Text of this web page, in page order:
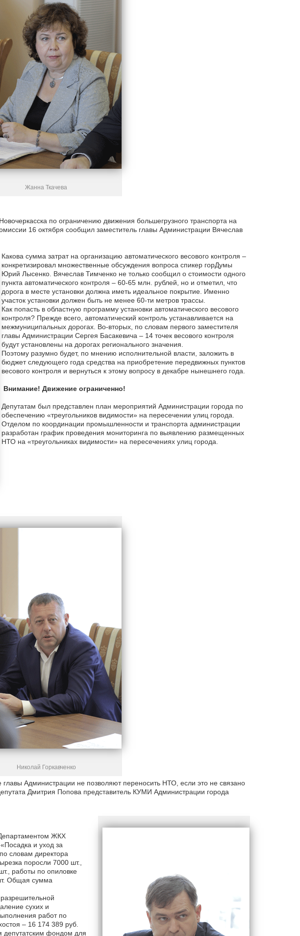
Жанна Ткачева
по ограничению движения большегрузного транспорта на
16 октября сообщил заместитель главы Администрации Вячеслав
Какова сумма затрат на организацию автоматического весового контроля –
конкретизировал множественные обсуждения вопроса спикер горДумы
Юрий Лысенко. Вячеслав Тимченко не только сообщил о стоимости одного
пункта автоматического контроля – 60-65 млн. рублей, но и отметил, что
дорога в месте установки должна иметь идеальное покрытие. Именно
участок установки должен быть не менее 60-ти метров трассы.
Как попасть в областную программу установки автоматического весового
контроля? Прежде всего, автоматический контроль устанавливается на
межмуниципальных дорогах. Во-вторых, по словам первого заместителя
главы Администрации Сергея Басакевича – 14 точек весового контроля
будут установлены на дорогах регионального значения.
Поэтому разумно будет, по мнению исполнительной власти, заложить в
бюджет следующего года средства на приобретение передвижных пунктов
весового контроля и вернуться к этому вопросу в декабре нынешнего года.
Внимание! Движение ограниченно!
Депутатам был представлен план мероприятий Администрации города по
обеспечению «треугольников видимости» на пересечении улиц города.
Отделом по координации промышленности и транспорта администрации
разработан график проведения мониторинга по выявлению размещенных
НТО на «треугольниках видимости» на пересечениях улиц города.
Николай Горкавченко
главы Администрации не позволяют переносить НТО, если это не связано
Дмитрия Попова представитель КУМИ Администрации города
ЖКХ
и уход за
словам директора
поросли 7000 шт.,
работы по опиловке
Общая сумма
сухих и
работ по
– 16 174 389 руб.
депутатским фондом для